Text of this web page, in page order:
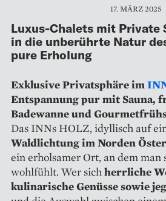
17. MÄRZ 2025
Luxus-Chalets mit Private
in die unberührte Natur
pure Erholung
Exklusive Privatsphäre im
Entspannung pur mit Sauna,
Badewanne und
Das INNs HOLZ, idyllisch auf
Waldlichtung im Norden
ein erholsamer Ort, an dem man
wohlfühlt. Wer sichherrliche
kulinarische Genüsse sowie